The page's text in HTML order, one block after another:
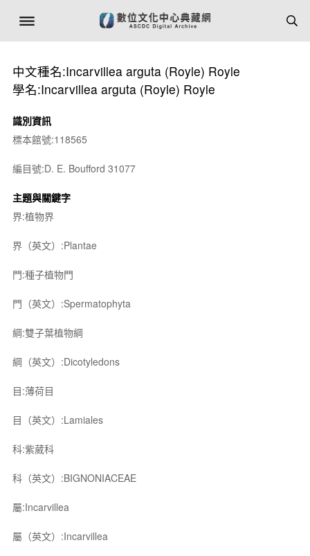
中文種名:Incarvillea arguta (Royle) Royle
學名:Incarvillea arguta (Royle) Royle
識別資訊
標本館號:118565
編目號:D. E. Boufford 31077
主題與關鍵字
界:植物界
界（英文）:Plantae
門:種子植物門
門（英文）:Spermatophyta
綱:雙子葉植物綱
綱（英文）:Dicotyledons
目:薄荷目
目（英文）:Lamiales
科:紫葳科
科（英文）:BIGNONIACEAE
屬:Incarvillea
屬（英文）:Incarvillea